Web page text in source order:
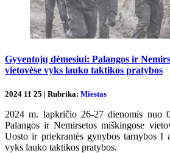
Gyventojų dėmesiui: Palangos ir
vietovėse vyks lauko taktikos pratybos
2024 11 25 | Rubrika: Miestas
2024 m. lapkričio 26-27 dienomis nuo
Palangos ir Nemirsetos miškingose
Uosto ir priekrantės gynybos tarnybos I
vyks lauko taktikos pratybos.